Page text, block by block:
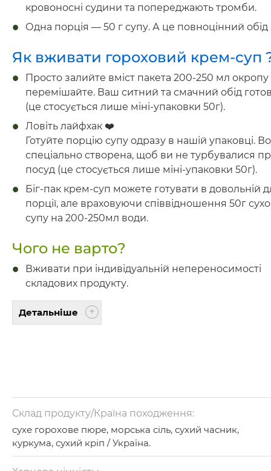
кровоносні судини та попереджають тромби.
Одна порція — 50 г супу. А це повноцінний обід
Як вживати гороховий крем-суп
Просто залийте вміст пакета 200-250 мл окропу
перемішайте. Ваш ситний та смачний обід
(це стосується лише міні-упаковки 50г).
Ловіть лайфхак ❤️
Готуйте порцію супу одразу в нашій упаковці.
спеціально створена, щоб ви не турбувалися
посуд (це стосується лише міні-упаковки 50г).
Біг-пак крем-суп можете готувати в довольній
порції, але враховуючи співвідношення 50г
супу на 200-250мл води.
Чого не варто?
Вживати при індивідуальній непереносимості
складових продукту.
Детальніше
Склад продукту/Країна походження:
сухе горохове пюре, морська сіль, сухий часник,
куркума, сухий кріп / Україна.